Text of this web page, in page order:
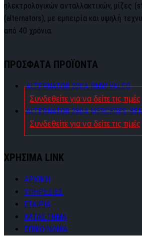
ηλεκτρολογικών ανταλλακτικών, μίζες
(alternators), με εμπειρία και υψηλή
από 40 χρόνια.
ΠΡΟΣΦΑΤΑ ΠΡΟΪΟΝΤΑ
ALTERNATOR 220A BMW VALEO
Συνδεθείτε για να δείτε τις τιμές
ALTERNATOR 280A MERCEDES-
Συνδεθείτε για να δείτε τις τιμές
ΧΡΗΣΙΜΑ LINK
ΑΡΧΙΚΗ
ΥΠΗΡΕΣΙΕΣ
ΕΤΑΙΡΙΑ
ΚΑΤΑΣΤΗΜΑ
ΕΠΙΚΟΙΝΩΝΙΑ